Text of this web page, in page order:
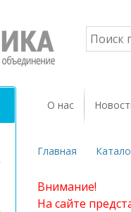
О нас
Главная
Внимание!
На сайте